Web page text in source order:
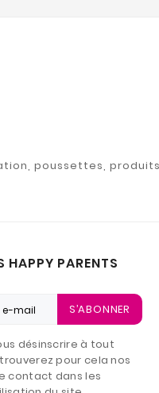
poussettes, produits
HAPPY PARENTS
S’ABONNER
désinscrire à tout
pour cela nos
contact dans les